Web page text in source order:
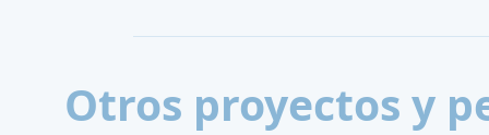
Otros proyectos y